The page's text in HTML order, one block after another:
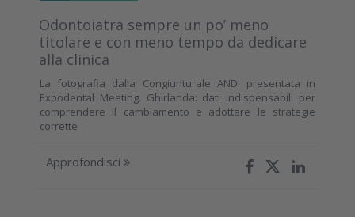
Odontoiatra sempre un po’ meno
titolare e con meno tempo da dedicare
alla clinica
La fotografia dalla Congiunturale ANDI presentata in
Expodental Meeting. Ghirlanda: dati indispensabili per
comprendere il cambiamento e adottare le strategie
corrette
Approfondisci